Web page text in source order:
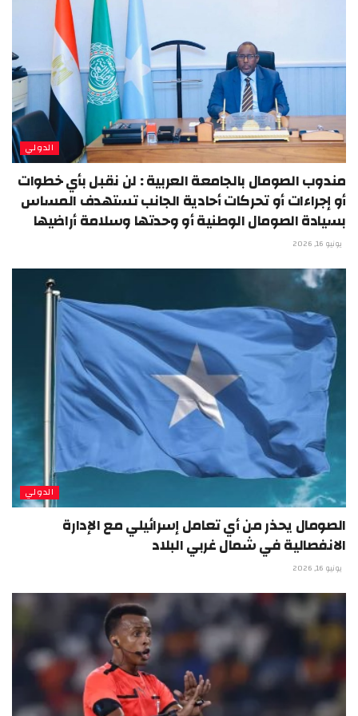
الدولي
مندوب الصومال بالجامعة العربية : لن نقبل بأي خطوات
أو إجراءات أو تحركات أحادية الجانب تستهدف المساس
بسيادة الصومال الوطنية أو وحدتها وسلامة أراضيها
يونيو 16, 2026
الدولي
الصومال يحذر من أي تعامل إسرائيلي مع الإدارة
الانفصالية في شمال غربي البلاد
يونيو 16, 2026